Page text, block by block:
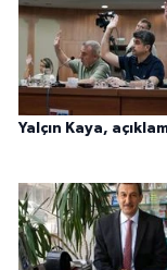
Yalçın Kaya,